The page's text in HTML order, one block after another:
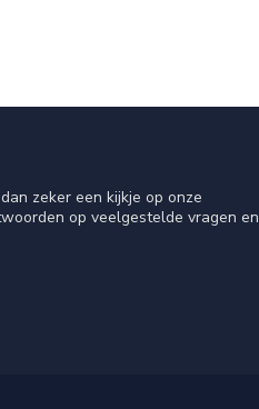
zeker een kijkje op onze
op veelgestelde vragen en